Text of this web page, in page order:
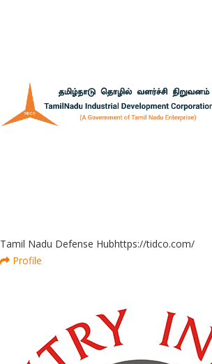
Tamil Nadu Defense Hubhttps://tidco.com/
Profile